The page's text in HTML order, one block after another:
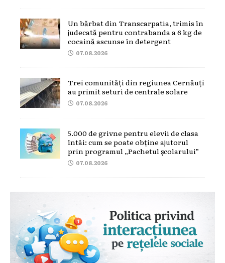
Un bărbat din Transcarpatia, trimis în
judecată pentru contrabanda a 6 kg de
cocaină ascunse în detergent
07.08.2026
Trei comunități din regiunea Cernăuți
au primit seturi de centrale solare
07.08.2026
5.000 de grivne pentru elevii de clasa
întâi: cum se poate obține ajutorul
prin programul „Pachetul școlarului”
07.08.2026